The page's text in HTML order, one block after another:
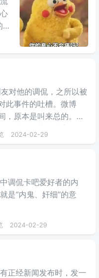
对他的调侃，之所以被
此事件的吐槽。微博
，原本是叫来总的。因
微博把屏蔽敏感字的行
总这一称号。
2024-02-29
调侃卡吧爱好者的内
是“内鬼、奸细”的意
2024-02-29
正‌‌‌‌‌‌‌‌经新闻发布时，发一